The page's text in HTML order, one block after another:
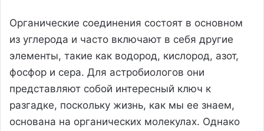
Органические соединения состоят в основном
из углерода и часто включают в себя другие
элементы, такие как водород, кислород, азот,
фосфор и сера. Для астробиологов они
представляют собой интересный ключ к
разгадке, поскольку жизнь, как мы ее знаем,
основана на органических молекулах. Однако